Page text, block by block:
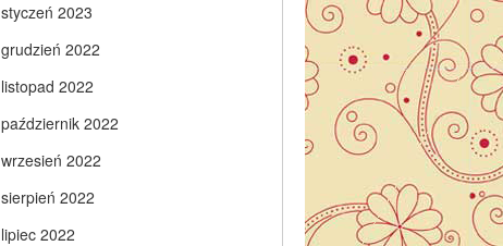
styczeń 2023
grudzień 2022
listopad 2022
październik 2022
wrzesień 2022
sierpień 2022
lipiec 2022